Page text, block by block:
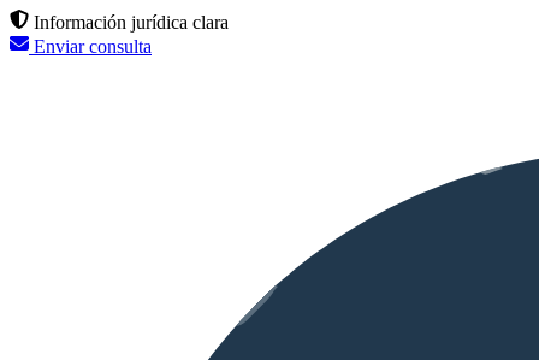
Información jurídica clara
Enviar consulta